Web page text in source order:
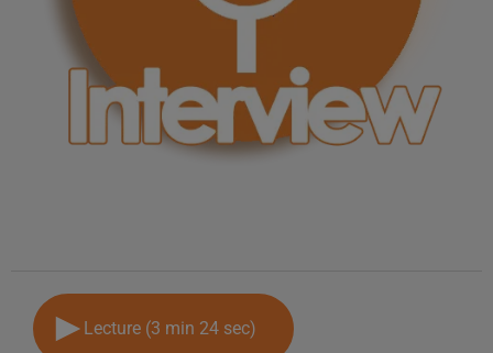
Lecture (3 min 24 sec)